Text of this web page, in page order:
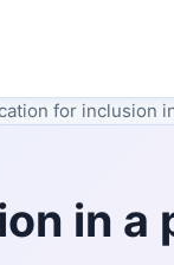
for inclusion
in a